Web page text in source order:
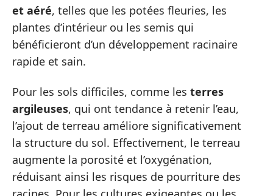
et aéré, telles que les potées fleuries, les
plantes d’intérieur ou les semis qui
bénéficieront d’un développement racinaire
rapide et sain.
Pour les sols difficiles, comme les terres
argileuses, qui ont tendance à retenir l’eau,
l’ajout de terreau améliore significativement
la structure du sol. Effectivement, le terreau
augmente la porosité et l’oxygénation,
réduisant ainsi les risques de pourriture des